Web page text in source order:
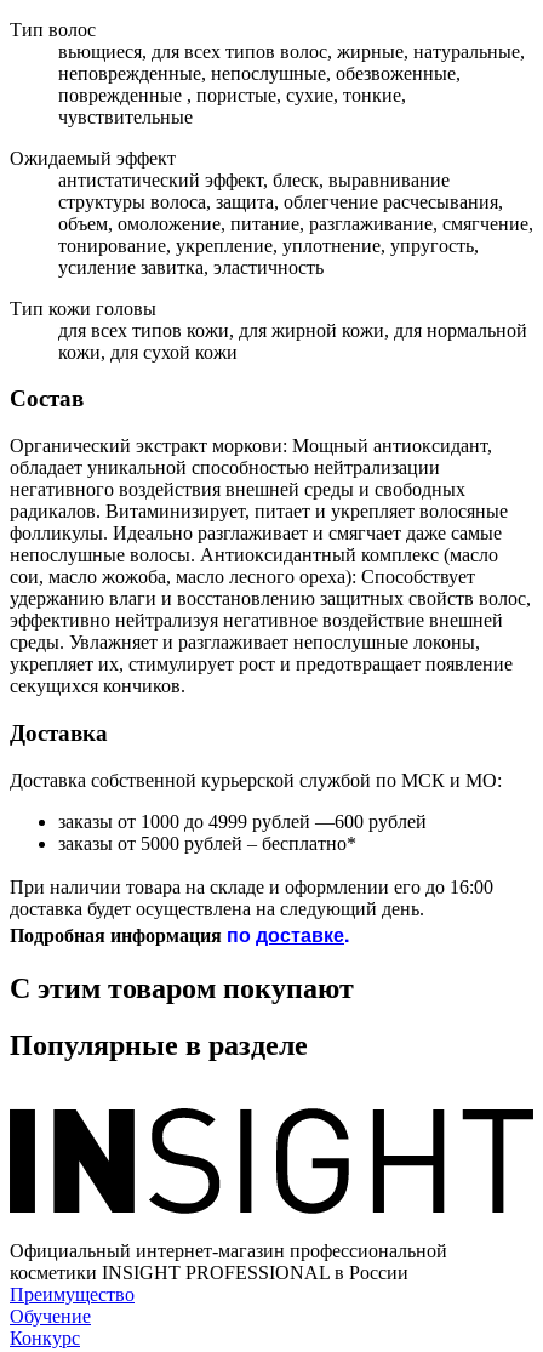
Тип волос
вьющиеся, для всех типов волос, жирные, натуральные,
неповрежденные, непослушные, обезвоженные,
поврежденные , пористые, сухие, тонкие,
чувствительные
Ожидаемый эффект
антистатический эффект, блеск, выравнивание
структуры волоса, защита, облегчение расчесывания,
объем, омоложение, питание, разглаживание, смягчение,
тонирование, укрепление, уплотнение, упругость,
усиление завитка, эластичность
Тип кожи головы
для всех типов кожи, для жирной кожи, для нормальной
кожи, для сухой кожи
Состав
Органический экстракт моркови: Мощный антиоксидант,
обладает уникальной способностью нейтрализации
негативного воздействия внешней среды и свободных
радикалов. Витаминизирует, питает и укрепляет волосяные
фолликулы. Идеально разглаживает и смягчает даже самые
непослушные волосы. Антиоксидантный комплекс (масло
сои, масло жожоба, масло лесного ореха): Способствует
удержанию влаги и восстановлению защитных свойств волос,
эффективно нейтрализуя негативное воздействие внешней
среды. Увлажняет и разглаживает непослушные локоны,
укрепляет их, стимулирует рост и предотвращает появление
секущихся кончиков.
Доставка
Доставка собственной курьерской службой по МСК и МО:
заказы от 1000 до 4999 рублей —600 рублей
заказы от 5000 рублей – бесплатно*
При наличии товара на складе и оформлении его до 16:00
доставка будет осуществлена на следующий день.
Подробная информация подоставке.
С этим товаром покупают
Популярные в разделе
Официальный интернет-магазин профессиональной
косметики INSIGHT PROFESSIONAL в России
Преимущество
Обучение
Конкурс